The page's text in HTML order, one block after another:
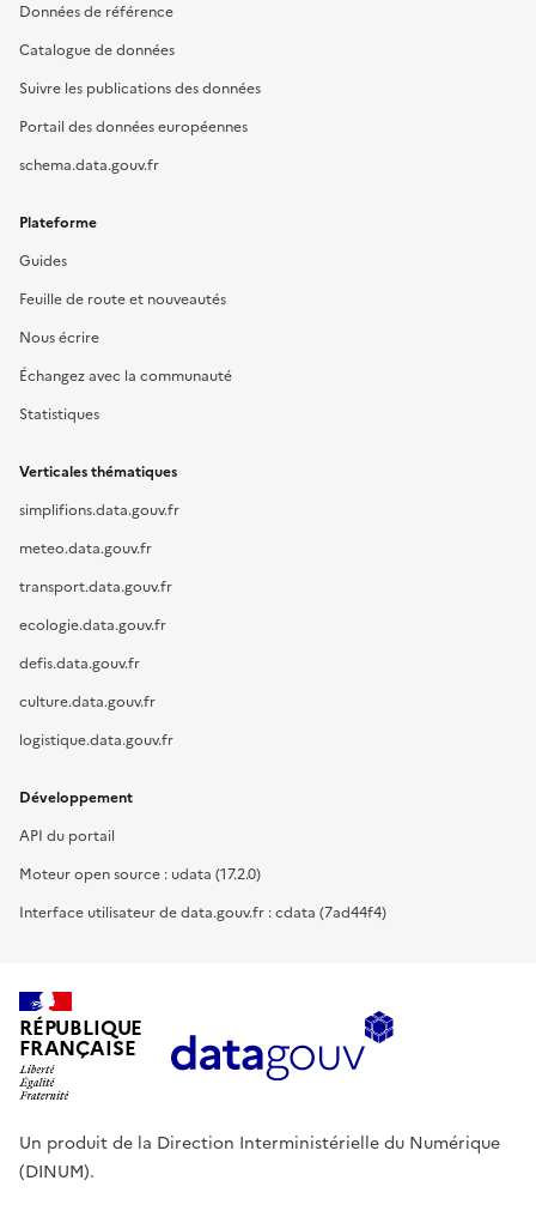
Données de référence
Catalogue de données
Suivre les publications des données
Portail des données européennes
schema.data.gouv.fr
Plateforme
Guides
Feuille de route et nouveautés
Nous écrire
Échangez avec la communauté
Statistiques
Verticales thématiques
simplifions.data.gouv.fr
meteo.data.gouv.fr
transport.data.gouv.fr
ecologie.data.gouv.fr
defis.data.gouv.fr
culture.data.gouv.fr
logistique.data.gouv.fr
Développement
API du portail
Moteur open source : udata (17.2.0)
Interface utilisateur de data.gouv.fr : cdata (7ad44f4)
RÉPUBLIQUE
FRANÇAISE
Un produit de la Direction Interministérielle du Numérique
(DINUM).